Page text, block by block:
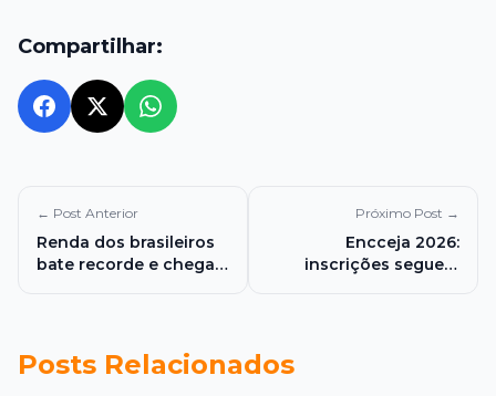
Compartilhar:
← Post Anterior
Renda dos brasileiros
bate recorde e chega a
desemprego da
história
Próximo Post →
Encceja 2026:
inscrições seguem
Posts Relacionados